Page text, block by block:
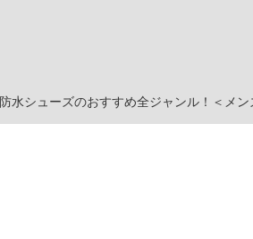
防水シューズのおすすめ全ジャンル！＜メン